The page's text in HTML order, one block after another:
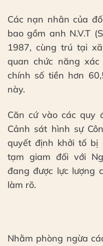
Các nạn nhân của
bao gồm anh N.V.T
1987, cùng trú tại
quan chức năng
chính số tiền hơn
này.
Căn cứ vào các quy
Cảnh sát hình sự
quyết định khởi tố
tạm giam đối với
đang được lực lượng
làm rõ.
Nhằm phòng ngừa